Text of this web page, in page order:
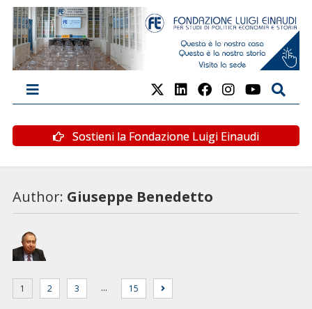
Sostieni la Fondazione Luigi Einaudi
Author: Giuseppe Benedetto
1 2 3 … 15